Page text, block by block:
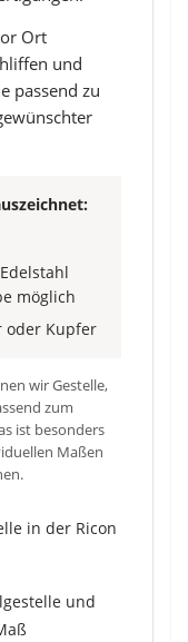
Ort
und
passend zu
möglich
oder Kupfer
wir Gestelle,
zum
ist besonders
Maßen